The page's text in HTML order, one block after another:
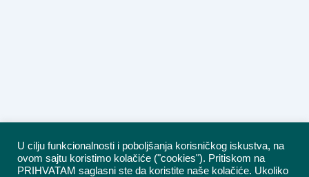
U cilju funkcionalnosti i poboljšanja korisničkog iskustva, na
ovom sajtu koristimo kolačiće ("cookies"). Pritiskom na
PRIHVATAM saglasni ste da koristite naše kolačiće. Ukoliko